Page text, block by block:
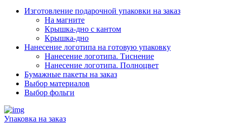
Изготовление подарочной упаковки на заказ
На магните
Крышка-дно с кантом
Крышка-дно
Нанесение логотипа на готовую упаковку
Нанесение логотипа. Тиснение
Нанесение логотипа. Полноцвет
Бумажные пакеты на заказ
Выбор материалов
Выбор фольги
Упаковка на заказ